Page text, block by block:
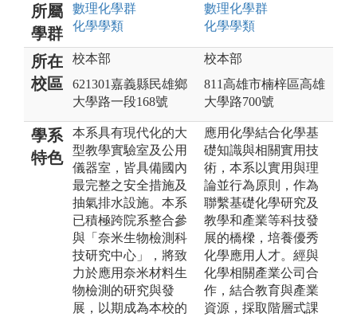
所屬
學群
數理化學群
化學學類
數理化學群
化學學類
所在
校區
校本部
621301嘉義縣民雄鄉
大學路一段168號
校本部
811高雄市楠梓區高雄
大學路700號
學系
特色
本系具有現代化的大
型教學實驗室及公用
儀器室，皆具備國內
最完整之安全措施及
抽氣排水設施。本系
已積極跨院系整合參
與「奈米生物檢測科
技研究中心」，將致
力於應用奈米材料生
物檢測的研究與發
展，以期成為本校的
應用化學結合化學基
礎知識與相關實用技
術，本系以實用與理
論並行為原則，作為
聯繫基礎化學研究及
教學和產業等科技發
展的橋樑，培養優秀
化學應用人才。經與
化學相關產業公司合
作，結合教育與產業
資源，採取階層式課